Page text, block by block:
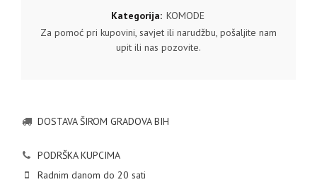
Kategorija: KOMODE
Za pomoć pri kupovini, savjet ili narudžbu, pošaljite nam
upit ili nas pozovite.
DOSTAVA ŠIROM GRADOVA BIH
PODRŠKA KUPCIMA
Radnim danom do 20 sati